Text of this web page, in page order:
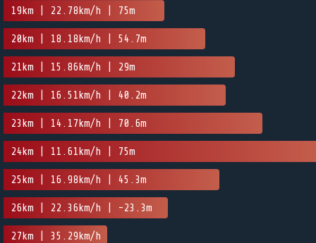
19km | 22.78km/h | 75m
20km | 18.18km/h | 54.7m
21km | 15.86km/h | 29m
22km | 16.51km/h | 40.2m
23km | 14.17km/h | 70.6m
24km | 11.61km/h | 75m
25km | 16.98km/h | 45.3m
26km | 22.36km/h | -23.3m
27km | 35.29km/h